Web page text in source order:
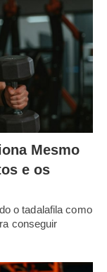
Mesmo
e os
o tadalafila como
conseguir